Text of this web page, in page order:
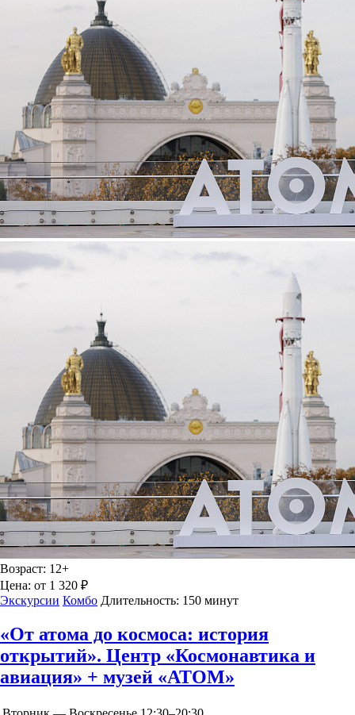
Возраст: 12+
Цена: от 1 320 ₽
Экскурсии Комбо Длительность: 150 минут
«От атома до космоса: история
открытий». Центр «Космонавтика и
авиация» + музей «АТОМ»